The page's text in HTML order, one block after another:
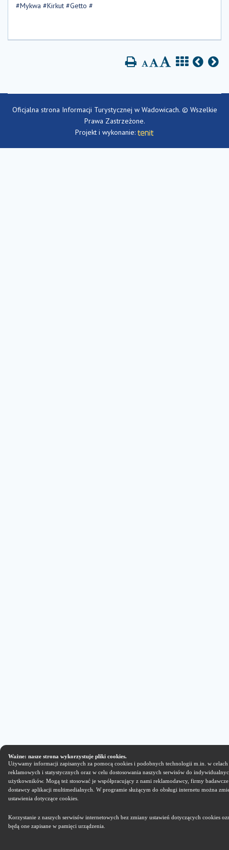
#Mykwa #Kirkut #Getto #
Oficjalna strona Informacji Turystycznej w Wadowicach. © Wszelkie
Prawa Zastrzeżone.
Projekt i wykonanie:
Ważne: nasze strona wykorzystuje pliki cookies.
Używamy informacji zapisanych za pomocą cookies i podobnych technologii m.in. w celach
reklamowych i statystycznych oraz w celu dostosowania naszych serwisów do
użytkowników. Mogą też stosować je współpracujący z nami reklamodawcy, firmy
dostawcy aplikacji multimedialnych. W programie służącym do obsługi internetu można
ustawienia dotyczące cookies.
Korzystanie z naszych serwisów internetowych bez zmiany ustawień dotyczących cookies
będą one zapisane w pamięci urządzenia.